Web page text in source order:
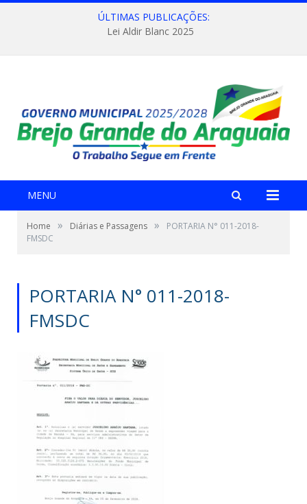
ÚLTIMAS PUBLICAÇÕES:
Lei Aldir Blanc 2025
MENU
Home » Diárias e Passagens »
PORTARIA N° 011-2018-
FMSDC
PORTARIA N° 011-2018-
FMSDC